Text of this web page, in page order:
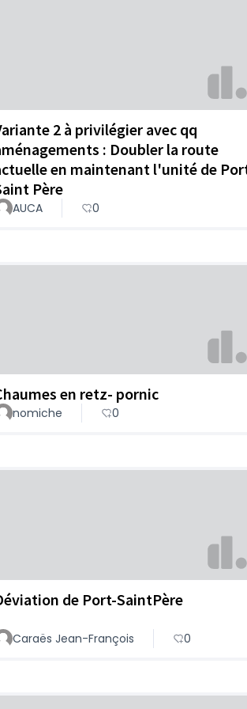
2 à privilégier avec qq
: Doubler la route
en maintenant l'unité de
Père
AUCA 0
en retz- pornic
nomiche 0
de Port-SaintPère
Caraës Jean-François 0